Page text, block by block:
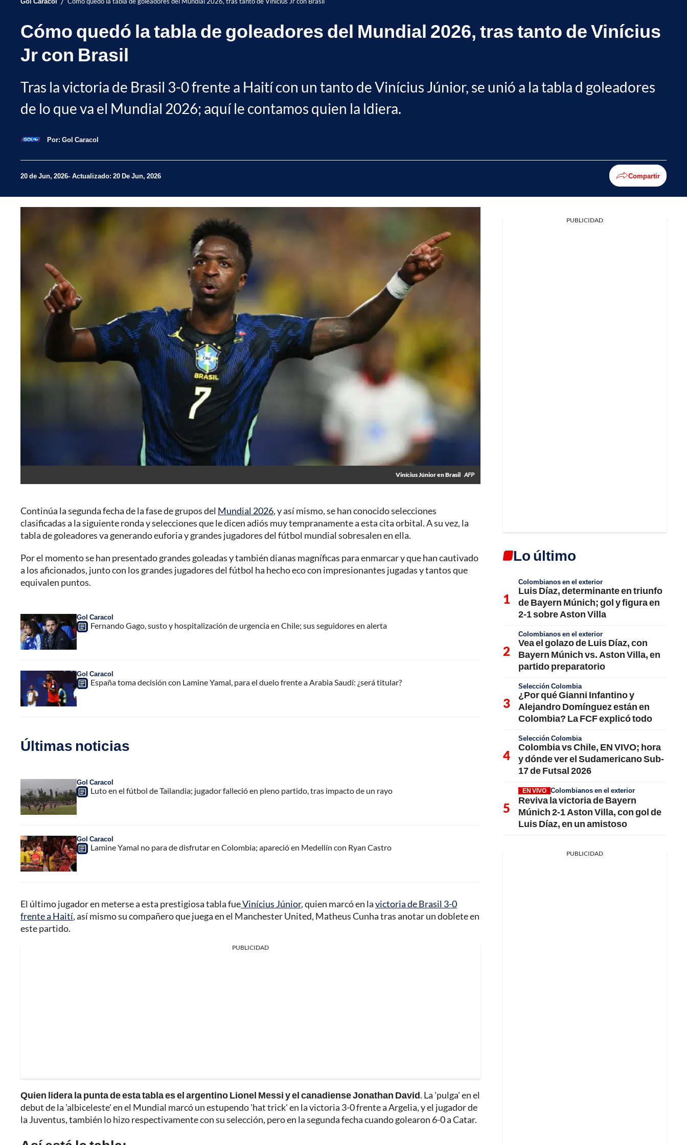
Cómo quedó la tabla de goleadores del Mundial 2026, tras tanto de Vinícius
Jr con Brasil
Tras la victoria de Brasil 3-0 frente a Haití con un tanto de Vinícius Júnior, se unió a la tabla d goleadores
de lo que va el Mundial 2026; aquí le contamos quien la ldiera.
Por: Gol Caracol
20 de Jun, 2026 Actualizado: 20 De Jun, 2026 Compartir
Vinícius Júnior en Brasil AFP
Continúa la segunda fecha de la fase de grupos del Mundial 2026, y así mismo, se han conocido selecciones
clasificadas a la siguiente ronda y selecciones que le dicen adiós muy tempranamente a esta cita orbital. A su vez, la
tabla de goleadores va generando euforia y grandes jugadores del fútbol mundial sobresalen en ella.
Por el momento se han presentado grandes goleadas y también dianas magníficas para enmarcar y que han cautivado
a los aficionados, junto con los grandes jugadores del fútbol ha hecho eco con impresionantes jugadas y tantos que
equivalen puntos.
Gol Caracol
Fernando Gago, susto y hospitalización de urgencia en Chile; sus seguidores en alerta
Gol Caracol
España toma decisión con Lamine Yamal, para el duelo frente a Arabia Saudí: ¿será titular?
Últimas noticias
Gol Caracol
Luto en el fútbol de Tailandia; jugador falleció en pleno partido, tras impacto de un rayo
Gol Caracol
Lamine Yamal no para de disfrutar en Colombia; apareció en Medellín con Ryan Castro
El último jugador en meterse a esta prestigiosa tabla fueVinícius Júnior, quien marcó en lavictoria de Brasil 3-0
frente a Haití, así mismo su compañero que juega en el Manchester United, Matheus Cunha tras anotar un doblete en
este partido.
PUBLICIDAD
Quien lidera la punta de esta tabla es el argentino Lionel Messi y el canadiense Jonathan David. La 'pulga' en el
debut de la 'albiceleste' en el Mundial marcó un estupendo 'hat trick' en la victoria 3-0 frente a Argelia, y el jugador de
la Juventus, también lo hizo respectivamente con su selección, pero en la segunda fecha cuando golearon 6-0 a Catar.
PUBLICIDAD
Lo último
Colombianos en el exterior
Luis Díaz, determinante en triunfo
de Bayern Múnich; gol y figura en
2-1 sobre Aston Villa
Colombianos en el exterior
Vea el golazo de Luis Díaz, con
Bayern Múnich vs. Aston Villa, en
partido preparatorio
Selección Colombia
¿Por qué Gianni Infantino y
Alejandro Domínguez están en
Colombia? La FCF explicó todo
Selección Colombia
Colombia vs Chile, EN VIVO; hora
y dónde ver el Sudamericano Sub-
17 de Futsal 2026
EN VIVO Colombianos en el exterior
Reviva la victoria de Bayern
Múnich 2-1 Aston Villa, con gol de
Luis Díaz, en un amistoso
PUBLICIDAD